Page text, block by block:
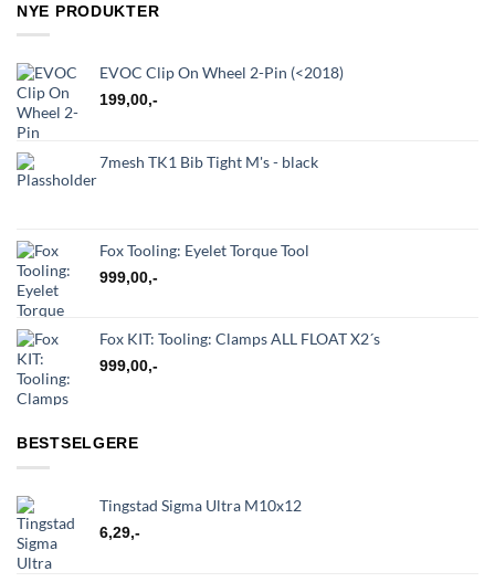
NYE PRODUKTER
EVOC Clip On Wheel 2-Pin (<2018)
199,00,-
7mesh TK1 Bib Tight M's - black
Fox Tooling: Eyelet Torque Tool
999,00,-
Fox KIT: Tooling: Clamps ALL FLOAT X2´s
999,00,-
BESTSELGERE
Tingstad Sigma Ultra M10x12
6,29,-